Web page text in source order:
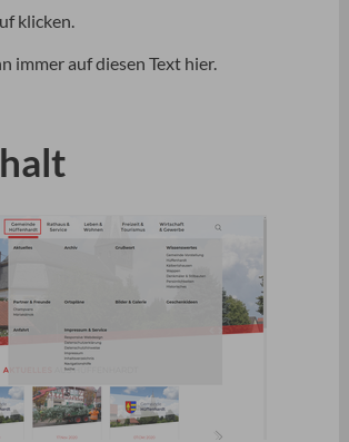
klicken.
immer auf diesen Text hier.